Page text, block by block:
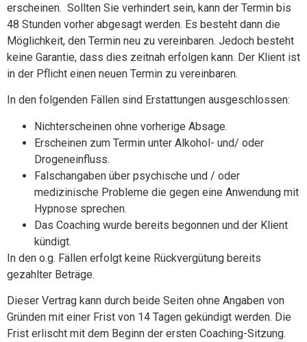
erscheinen. Sollten Sie verhindert sein, kann der Termin bis
48 Stunden vorher abgesagt werden. Es besteht dann die
Möglichkeit, den Termin neu zu vereinbaren. Jedoch besteht
keine Garantie, dass dies zeitnah erfolgen kann. Der Klient ist
in der Pflicht einen neuen Termin zu vereinbaren.
In den folgenden Fällen sind Erstattungen ausgeschlossen:
Nichterscheinen ohne vorherige Absage.
Erscheinen zum Termin unter Alkohol- und/ oder
Drogeneinfluss.
Falschangaben über psychische und / oder
medizinische Probleme die gegen eine Anwendung mit
Hypnose sprechen.
Das Coaching wurde bereits begonnen und der Klient
kündigt.
In den o.g. Fällen erfolgt keine Rückvergütung bereits
gezahlter Beträge.
Dieser Vertrag kann durch beide Seiten ohne Angaben von
Gründen mit einer Frist von 14 Tagen gekündigt werden. Die
Frist erlischt mit dem Beginn der ersten Coaching-Sitzung.